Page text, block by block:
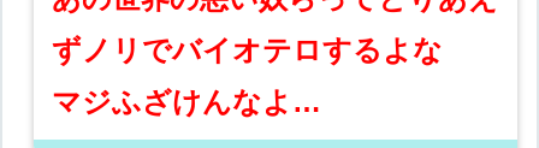
ずノリでバイオテロするよな
マジふざけんなよ…